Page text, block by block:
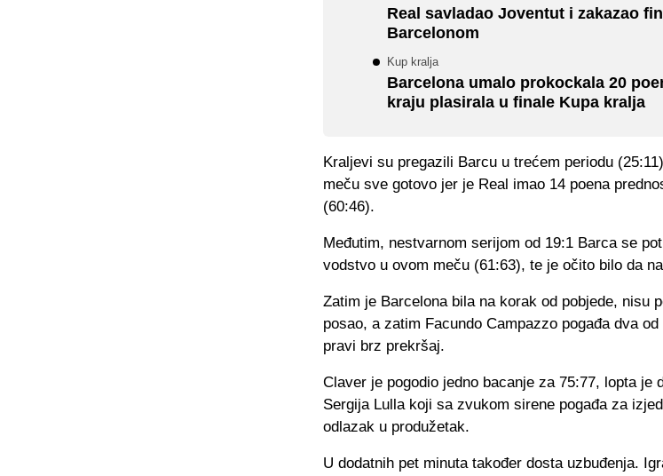
Real savladao Joventut i zakazao
Barcelonom
Kup kralja
Barcelona umalo prokockala 20
kraju plasirala u finale Kupa kralja
Kraljevi su pregazili Barcu u trećem periodu
meču sve gotovo jer je Real imao 14 poena
(60:46).
Međutim, nestvarnom serijom od 19:1 Barca se
vodstvo u ovom meču (61:63), te je očito bilo da
Zatim je Barcelona bila na korak od pobjede, nisu
posao, a zatim Facundo Campazzo pogađa dva
pravi brz prekršaj.
Claver je pogodio jedno bacanje za 75:77, lopta je
Sergija Lulla koji sa zvukom sirene pogađa za
odlazak u produžetak.
U dodatnih pet minuta također dosta uzbuđenja.